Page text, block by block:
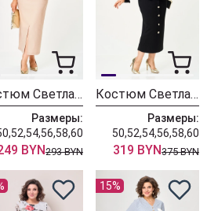
Костюм Светлана-Стиль 2381 бежевый джинс
Размеры:
BYN293 BYN
Костюм Светлана-Стиль 2376 черный
Размеры:
50,52,54,56,58,60
319 BYN375 BYN
15%